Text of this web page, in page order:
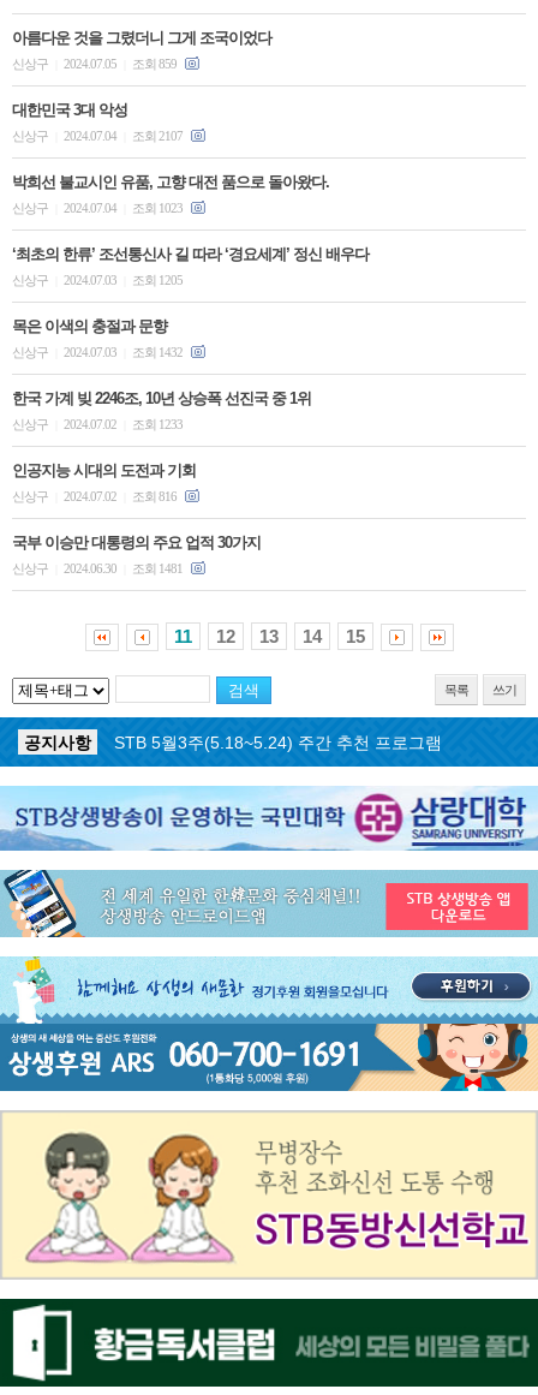
아름다운 것을 그렸더니 그게 조국이었다
신상구 2024.07.05 조회 859
대한민국 3대 악성
신상구 2024.07.04 조회 2107
박희선 불교시인 유품, 고향 대전 품으로 돌아왔다.
신상구 2024.07.04 조회 1023
‘최초의 한류’ 조선통신사 길 따라 ‘경요세계’ 정신 배우다
신상구 2024.07.03 조회 1205
목은 이색의 충절과 문향
신상구 2024.07.03 조회 1432
한국 가계 빚 2246조, 10년 상승폭 선진국 중 1위
신상구 2024.07.02 조회 1233
인공지능 시대의 도전과 기회
신상구 2024.07.02 조회 816
국부 이승만 대통령의 주요 업적 30가지
신상구 2024.06.30 조회 1481
11 12 13 14 15
목록 쓰기
공지사항 ON AIR 서비스 장애 복구 안내
공지사항
STB 5월4주(5.25~5.31) 주간 추천 프로그램
공지사항
STB 5월3주(5.18~5.24) 주간 추천 프로그램
공지사항
STB 4월마지막주(4.27~5.3) 주간 추천 프로그램
STB 4월4주(4.20~4.26) 주간 추천 프로그램
공지사항
STB 4월2주(4.6~4.12) 주간 추천 프로그램
공지사항
STB 4월1주(3.30~4.5) 주간 추천 프로그램
공지사항
STB 3월4주(3.23~3.29) 주간 추천 프로그램